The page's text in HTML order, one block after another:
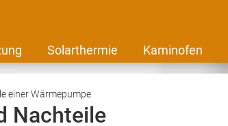
Solarthermie Kaminofen
einer Wärmepumpe
Nachteile